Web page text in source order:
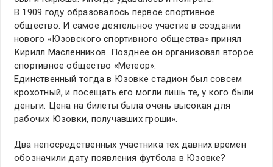
В 1909 году образовалось первое спортивное
общество. И самое деятельное участие в создании
нового «Юзовского спортивного общества» принял
Кирилл Масленников. Позднее он организовал второе
спортивное общество «Метеор».
Единственный тогда в Юзовке стадион был совсем
крохотный, и посещать его могли лишь те, у кого были
деньги. Цена на билеты была очень высокая для
рабочих Юзовки, получавших гроши».
Два непосредственных участника тех давних времен
обозначили дату появления футбола в Юзовке?